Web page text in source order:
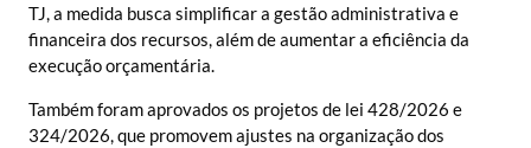
TJ, a medida busca simplificar a gestão administrativa e
financeira dos recursos, além de aumentar a eficiência da
execução orçamentária.
Também foram aprovados os projetos de lei 428/2026 e
324/2026, que promovem ajustes na organização dos